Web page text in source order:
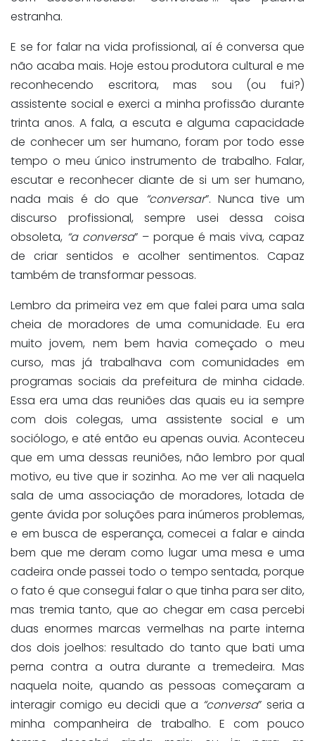
estranha.
E se for falar na vida profissional, aí é conversa que
não acaba mais. Hoje estou produtora cultural e me
reconhecendo escritora, mas sou (ou fui?)
assistente social e exerci a minha profissão durante
trinta anos. A fala, a escuta e alguma capacidade
de conhecer um ser humano, foram por todo esse
tempo o meu único instrumento de trabalho. Falar,
escutar e reconhecer diante de si um ser humano,
nada mais é do que “conversar”. Nunca tive um
discurso profissional, sempre usei dessa coisa
obsoleta, “a conversa” – porque é mais viva, capaz
de criar sentidos e acolher sentimentos. Capaz
também de transformar pessoas.
Lembro da primeira vez em que falei para uma sala
cheia de moradores de uma comunidade. Eu era
muito jovem, nem bem havia começado o meu
curso, mas já trabalhava com comunidades em
programas sociais da prefeitura de minha cidade.
Essa era uma das reuniões das quais eu ia sempre
com dois colegas, uma assistente social e um
sociólogo, e até então eu apenas ouvia. Aconteceu
que em uma dessas reuniões, não lembro por qual
motivo, eu tive que ir sozinha. Ao me ver ali naquela
sala de uma associação de moradores, lotada de
gente ávida por soluções para inúmeros problemas,
e em busca de esperança, comecei a falar e ainda
bem que me deram como lugar uma mesa e uma
cadeira onde passei todo o tempo sentada, porque
o fato é que consegui falar o que tinha para ser dito,
mas tremia tanto, que ao chegar em casa percebi
duas enormes marcas vermelhas na parte interna
dos dois joelhos: resultado do tanto que bati uma
perna contra a outra durante a tremedeira. Mas
naquela noite, quando as pessoas começaram a
interagir comigo eu decidi que a “conversa” seria a
minha companheira de trabalho. E com pouco